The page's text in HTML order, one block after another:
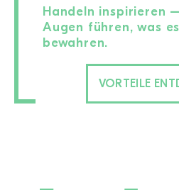
Handeln inspirieren
Augen führen, was
bewahren.
VORTEILE